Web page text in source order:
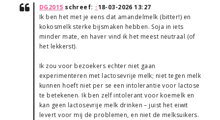
DG2015 schreef: ↑18-03-2026 13:27
Ik ben het met je eens dat amandelmelk (bitter!) en
kokosmelk sterke bijsmaken hebben. Soja in iets
minder mate, en haver vind ik het meest neutraal (of
het lekkerst).
Ik zou voor bezoekers echter niet gaan
experimenteren met lactosevrije melk; niet tegen melk
kunnen hoeft niet per se een intolerantie voor lactose
te betekenen. Ik ben zelf intolerant voor koemelk en
kan geen lactosevrije melk drinken – juist het eiwit
levert voor mij de problemen, en niet de melksuikers.